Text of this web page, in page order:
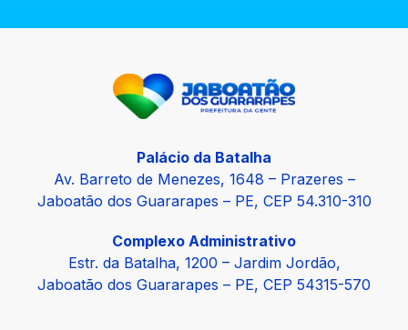
Palácio da Batalha
Av. Barreto de Menezes, 1648 – Prazeres –
Jaboatão dos Guararapes – PE, CEP 54.310-310
Complexo Administrativo
Estr. da Batalha, 1200 – Jardim Jordão,
Jaboatão dos Guararapes – PE, CEP 54315-570